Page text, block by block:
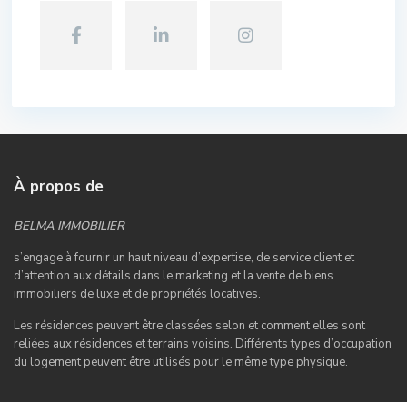
À propos de
BELMA IMMOBILIER
s’engage à fournir un haut niveau d’expertise, de service client et
d’attention aux détails dans le marketing et la vente de biens
immobiliers de luxe et de propriétés locatives.
Les résidences peuvent être classées selon et comment elles sont
reliées aux résidences et terrains voisins. Différents types d’occupation
du logement peuvent être utilisés pour le même type physique.